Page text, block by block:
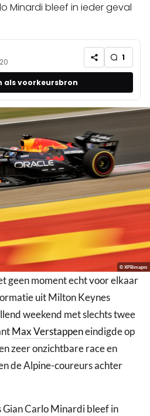
Minardi bleef in ieder geval
1
als voorkeursbron
© XPBimages
geen moment echt voor elkaar
uit Milton Keynes
weekend met slechts twee
Max Verstappeneindigde op
zeer onzichtbare race en
de Alpine-coureurs achter
Carlo Minardi bleef in